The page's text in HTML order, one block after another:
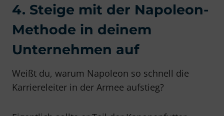
4. Steige mit der Napoleon-
Methode in deinem
Unternehmen auf
Weißt du, warum Napoleon so schnell die
Karriereleiter in der Armee aufstieg?